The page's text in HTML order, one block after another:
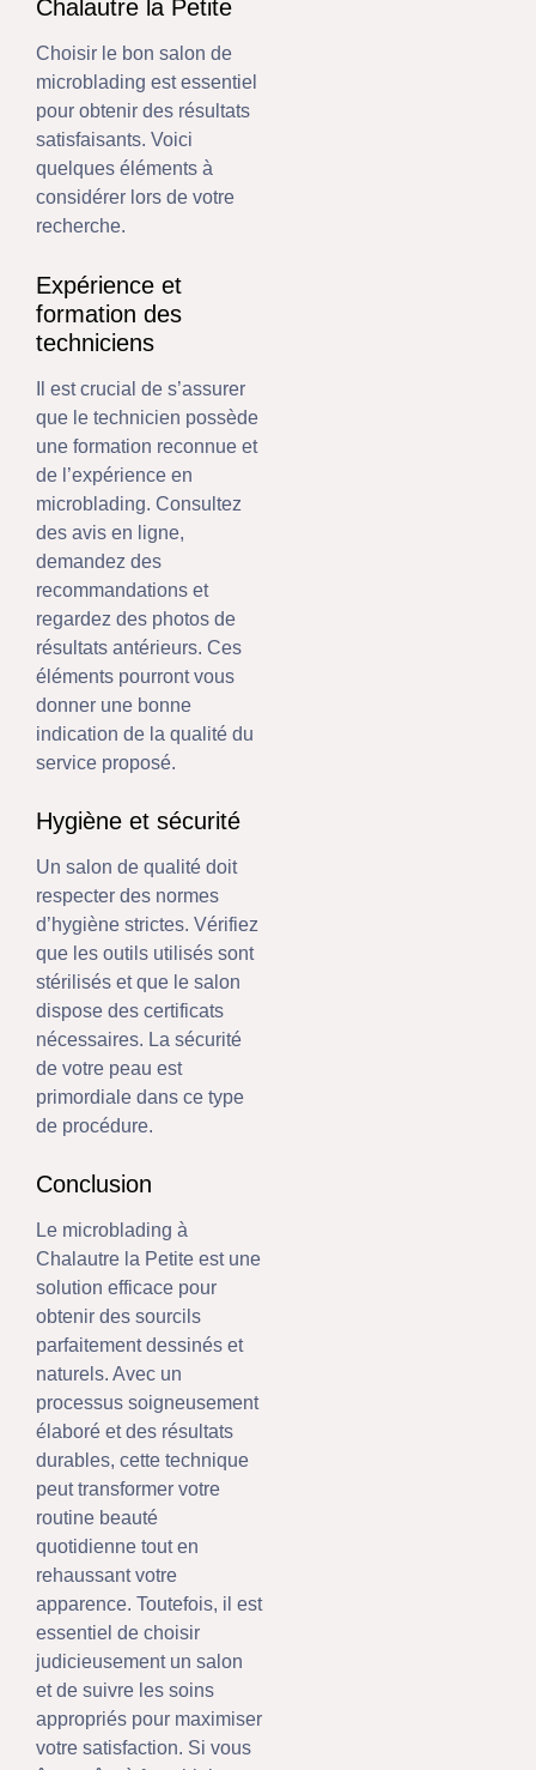
Chalautre la Petite
Choisir le bon salon de
microblading est essentiel
pour obtenir des résultats
satisfaisants. Voici
quelques éléments à
considérer lors de votre
recherche.
Expérience et
formation des
techniciens
Il est crucial de s’assurer
que le technicien possède
une formation reconnue et
de l’expérience en
microblading. Consultez
des avis en ligne,
demandez des
recommandations et
regardez des photos de
résultats antérieurs. Ces
éléments pourront vous
donner une bonne
indication de la qualité du
service proposé.
Hygiène et sécurité
Un salon de qualité doit
respecter des normes
d’hygiène strictes. Vérifiez
que les outils utilisés sont
stérilisés et que le salon
dispose des certificats
nécessaires. La sécurité
de votre peau est
primordiale dans ce type
de procédure.
Conclusion
Le microblading à
Chalautre la Petite est une
solution efficace pour
obtenir des sourcils
parfaitement dessinés et
naturels. Avec un
processus soigneusement
élaboré et des résultats
durables, cette technique
peut transformer votre
routine beauté
quotidienne tout en
rehaussant votre
apparence. Toutefois, il est
essentiel de choisir
judicieusement un salon
et de suivre les soins
appropriés pour maximiser
votre satisfaction. Si vous